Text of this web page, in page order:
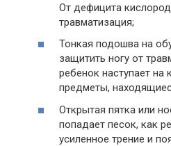
От дефицита
травматизация;
Тонкая подошва на
защитить ногу от
ребенок наступает
предметы,
Открытая пятка или
попадает песок, как
усиленное трение и